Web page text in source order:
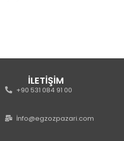
İLETİŞİM
+90 531 084 91 00
İnfo@egzozpazari.com